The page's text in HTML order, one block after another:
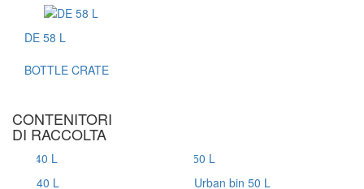
DE 58 L
BOTTLE CRATE
CONTENITORI
DI RACCOLTA
40 L Urban bin 50 L